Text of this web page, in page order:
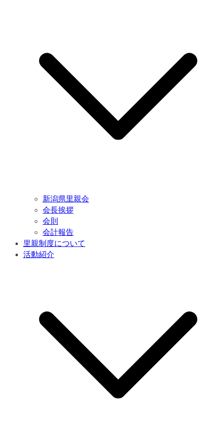
新潟県里親会
会長挨拶
会則
会計報告
里親制度について
活動紹介